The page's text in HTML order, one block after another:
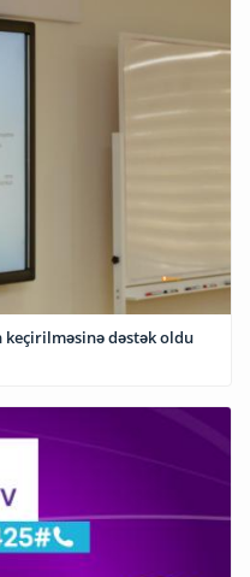
dəstək oldu